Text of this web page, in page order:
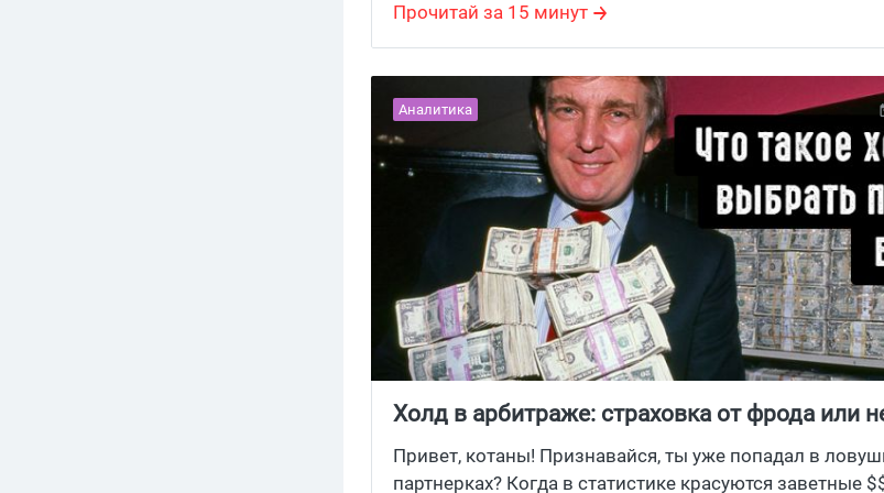
выплаты ежедневно. Заходи!
Прочитай за 15 минут
Аналитика
Холд в арбитраже: страховка от фрода или
ТОП-5 партнерок без холда в 2026
Привет, котаны! Признавайся, ты уже попадал в
партнерках? Когда в статистике красуются заветные